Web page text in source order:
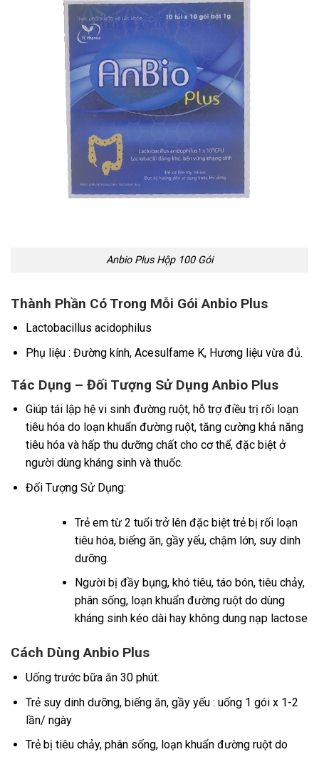
Anbio Plus Hộp 100 Gói
Thành Phần Có Trong Mỗi Gói Anbio Plus
Lactobacillus acidophilus
Phụ liệu : Đường kính, Acesulfame K, Hương liệu vừa đủ.
Tác Dụng – Đối Tượng Sử Dụng Anbio Plus
Giúp tái lập hệ vi sinh đường ruột, hỗ trợ điều trị rối loạn
tiêu hóa do loạn khuẩn đường ruột, tăng cường khả năng
tiêu hóa và hấp thu dưỡng chất cho cơ thể, đặc biệt ở
người dùng kháng sinh và thuốc.
Đối Tượng Sử Dụng:
Trẻ em từ 2 tuổi trở lên đặc biệt trẻ bị rối loạn
tiêu hóa, biếng ăn, gầy yếu, chậm lớn, suy dinh
dưỡng.
Người bị đầy bụng, khó tiêu, táo bón, tiêu chảy,
phân sống, loạn khuẩn đường ruột do dùng
kháng sinh kéo dài hay không dung nạp lactose
Cách Dùng Anbio Plus
Uống trước bữa ăn 30 phút.
Trẻ suy dinh dưỡng, biếng ăn, gầy yếu : uống 1 gói x 1-2
lần/ ngày
Trẻ bị tiêu chảy, phân sống, loạn khuẩn đường ruột do